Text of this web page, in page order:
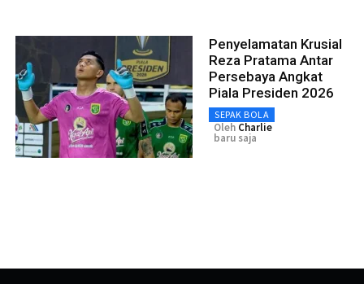
Penyelamatan Krusial
Reza Pratama Antar
Persebaya Angkat
Piala Presiden 2026
SEPAK BOLA
Oleh Charlie
baru saja